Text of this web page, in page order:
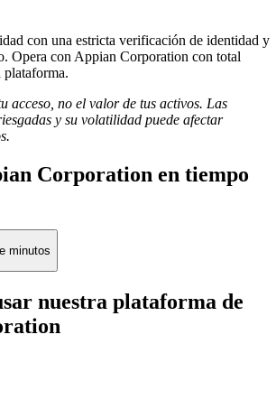
con una estricta verificación de identidad y
Opera con Appian Corporation con total
plataforma.
acceso, no el valor de tus activos. Las
y su volatilidad puede afectar
Corporation en tiempo
minutos
nuestra plataforma de